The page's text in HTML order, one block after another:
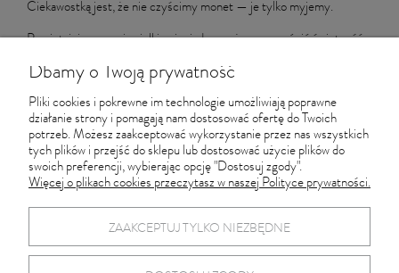
Ciekawostką jest, że nie czyścimy monet — je tylko myjemy.
Pamiętajcie — za niewielkie pieniądze można przywrócić świetność
#czyszczenie złota #czyszczenie złotej biżuterii
#czyszczenie złota u jubilera
Dbamy o Twoją prywatność
Pliki cookies i pokrewne im technologie umożliwiają poprawne
działanie strony i pomagają nam dostosować ofertę do Twoich
potrzeb. Możesz zaakceptować wykorzystanie przez nas wszystkich
tych plików i przejść do sklepu lub dostosować użycie plików do
swoich preferencji, wybierając opcję "Dostosuj zgody".
Więcej o plikach cookies przeczytasz w naszej Polityce prywatności.
ZAAKCEPTUJ TYLKO NIEZBĘDNE